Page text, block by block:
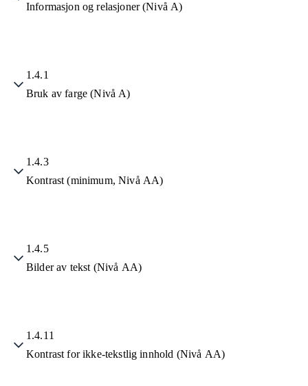
Informasjon og relasjoner (Nivå A)
1.4.1
Bruk av farge (Nivå A)
1.4.3
Kontrast (minimum, Nivå AA)
1.4.5
Bilder av tekst (Nivå AA)
1.4.11
Kontrast for ikke-tekstlig innhold (Nivå AA)